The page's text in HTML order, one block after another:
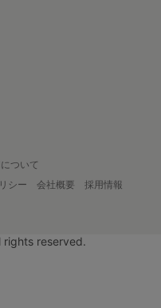
ついて
シー 会社概要
採用情報
rights reserved.